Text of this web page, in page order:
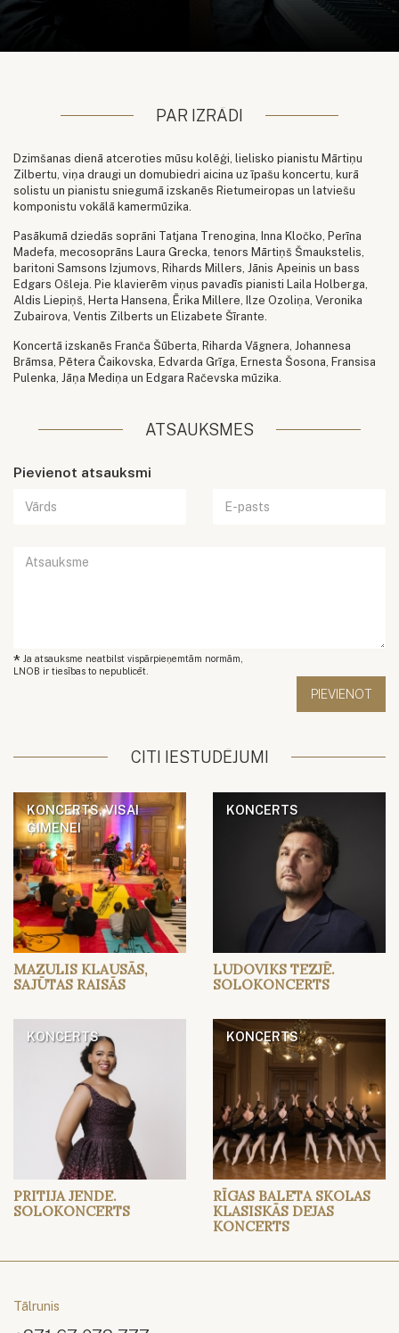
PAR IZRĀDI
Dzimšanas dienā atceroties mūsu kolēģi, lielisko pianistu Mārtiņu
Zilbertu, viņa draugi un domubiedri aicina uz īpašu koncertu, kurā
solistu un pianistu sniegumā izskanēs Rietumeiropas un latviešu
komponistu vokālā kamermūzika.
Pasākumā dziedās soprāni Tatjana Trenogina, Inna Kločko, Perīna
Madefa, mecosoprāns Laura Grecka, tenors Mārtiņš Šmaukstelis,
baritoni Samsons Izjumovs, Rihards Millers, Jānis Apeinis un bass
Edgars Ošleja. Pie klavierēm viņus pavadīs pianisti Laila Holberga,
Aldis Liepiņš, Herta Hansena, Ērika Millere, Ilze Ozoliņa, Veronika
Zubairova, Ventis Zilberts un Elizabete Šīrante.
Koncertā izskanēs Franča Šūberta, Riharda Vāgnera, Johannesa
Brāmsa, Pētera Čaikovska, Edvarda Grīga, Ernesta Šosona, Fransisa
Pulenka, Jāņa Mediņa un Edgara Račevska mūzika.
ATSAUKSMES
Pievienot atsauksmi
* Ja atsauksme neatbilst vispārpieņemtām normām,
LNOB ir tiesības to nepublicēt.
CITI IESTUDĒJUMI
KONCERTS, VISAI
ĢIMENEI
MAZULIS KLAUSĀS,
SAJŪTAS RAISĀS
KONCERTS
LUDOVIKS TEZJĒ.
SOLOKONCERTS
KONCERTS
PRITIJA JENDE.
SOLOKONCERTS
KONCERTS
RĪGAS BALETA SKOLAS
KLASISKĀS DEJAS
KONCERTS
Tālrunis